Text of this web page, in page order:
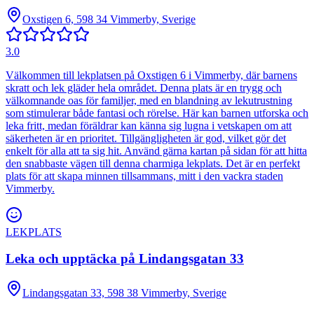
Oxstigen 6, 598 34 Vimmerby, Sverige
3.0
Välkommen till lekplatsen på Oxstigen 6 i Vimmerby, där barnens
skratt och lek gläder hela området. Denna plats är en trygg och
välkomnande oas för familjer, med en blandning av lekutrustning
som stimulerar både fantasi och rörelse. Här kan barnen utforska och
leka fritt, medan föräldrar kan känna sig lugna i vetskapen om att
säkerheten är en prioritet. Tillgängligheten är god, vilket gör det
enkelt för alla att ta sig hit. Använd gärna kartan på sidan för att hitta
den snabbaste vägen till denna charmiga lekplats. Det är en perfekt
plats för att skapa minnen tillsammans, mitt i den vackra staden
Vimmerby.
LEKPLATS
Leka och upptäcka på Lindangsgatan 33
Lindangsgatan 33, 598 38 Vimmerby, Sverige